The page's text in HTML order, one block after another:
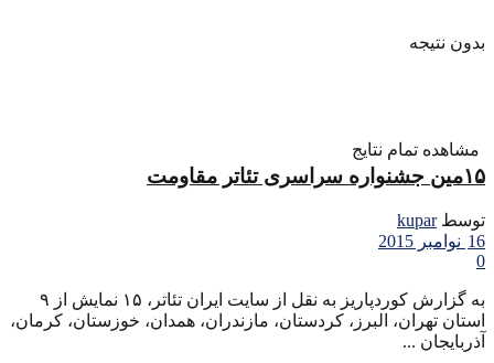
بدون نتیجه
مشاهده تمام نتایج
۱۵مین جشنواره سراسری تئاتر مقاومت
توسط kupar
16 نوامبر 2015
0
به گزارش کوردپاریز به نقل از سایت ایران تئاتر، ۱۵ نمایش از ۹
استان تهران، البرز، کردستان، مازندران، همدان، خوزستان، کرمان،
آذربایجان ...